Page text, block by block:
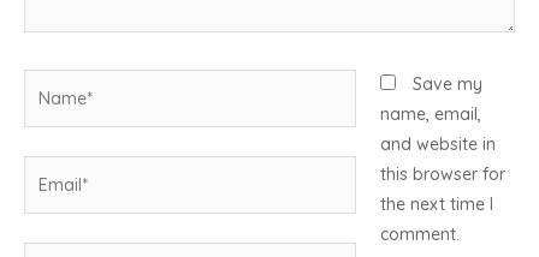
Save my
name, email,
and website in
this browser for
the next time I
comment.